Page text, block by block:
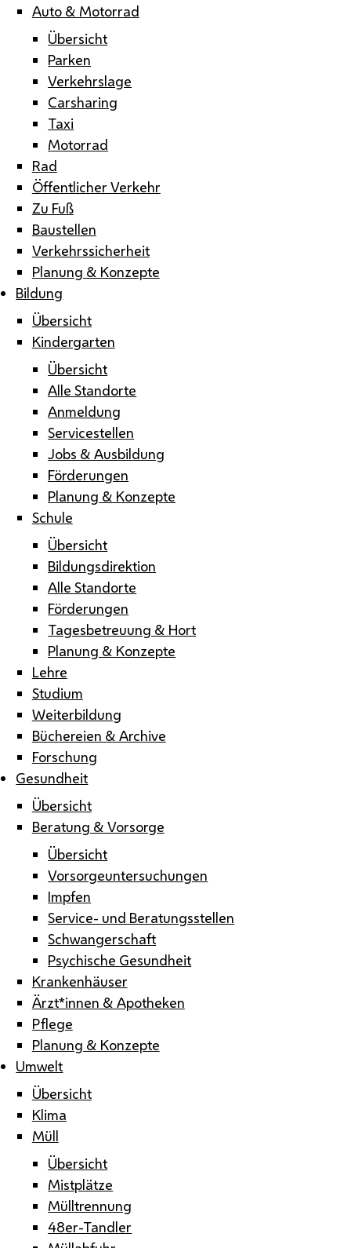
Auto & Motorrad
Übersicht
Parken
Verkehrslage
Carsharing
Taxi
Motorrad
Rad
Öffentlicher Verkehr
Zu Fuß
Baustellen
Verkehrssicherheit
Planung & Konzepte
Bildung
Übersicht
Kindergarten
Übersicht
Alle Standorte
Anmeldung
Servicestellen
Jobs & Ausbildung
Förderungen
Planung & Konzepte
Schule
Übersicht
Bildungsdirektion
Alle Standorte
Förderungen
Tagesbetreuung & Hort
Planung & Konzepte
Lehre
Studium
Weiterbildung
Büchereien & Archive
Forschung
Gesundheit
Übersicht
Beratung & Vorsorge
Übersicht
Vorsorgeuntersuchungen
Impfen
Service- und Beratungsstellen
Schwangerschaft
Psychische Gesundheit
Krankenhäuser
Ärzt*innen & Apotheken
Pflege
Planung & Konzepte
Umwelt
Übersicht
Klima
Müll
Übersicht
Mistplätze
Mülltrennung
48er-Tandler